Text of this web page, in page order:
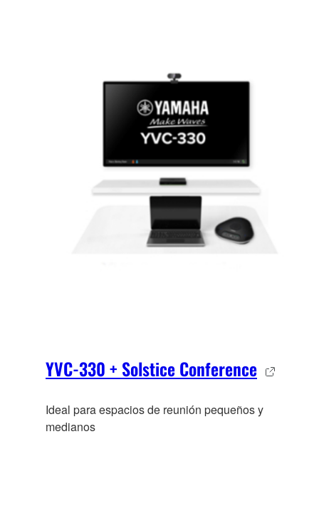
YVC-330 + Solstice Conference
Ideal para espacios de reunión pequeños y
medianos